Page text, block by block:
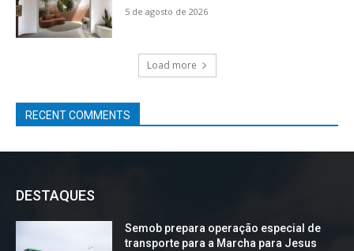
5 de agosto de 2026
Load more
RECENT COMMENTS
DESTAQUES
Semob prepara operação especial de
transporte para a Marcha para Jesus